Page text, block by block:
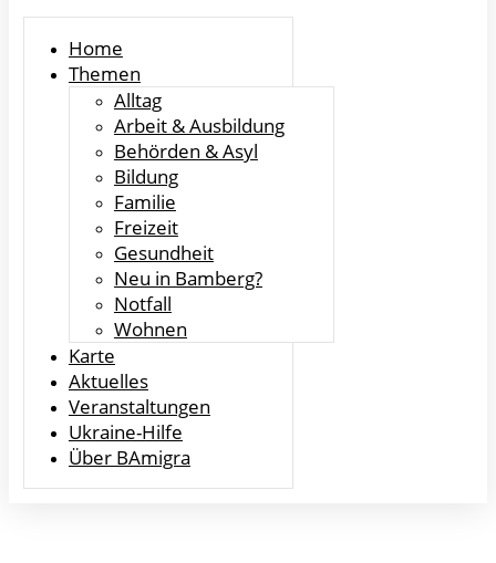
Home
Themen
Alltag
Arbeit & Ausbildung
Behörden & Asyl
Bildung
Familie
Freizeit
Gesundheit
Neu in Bamberg?
Notfall
Wohnen
Karte
Aktuelles
Veranstaltungen
Ukraine-Hilfe
Über BAmigra